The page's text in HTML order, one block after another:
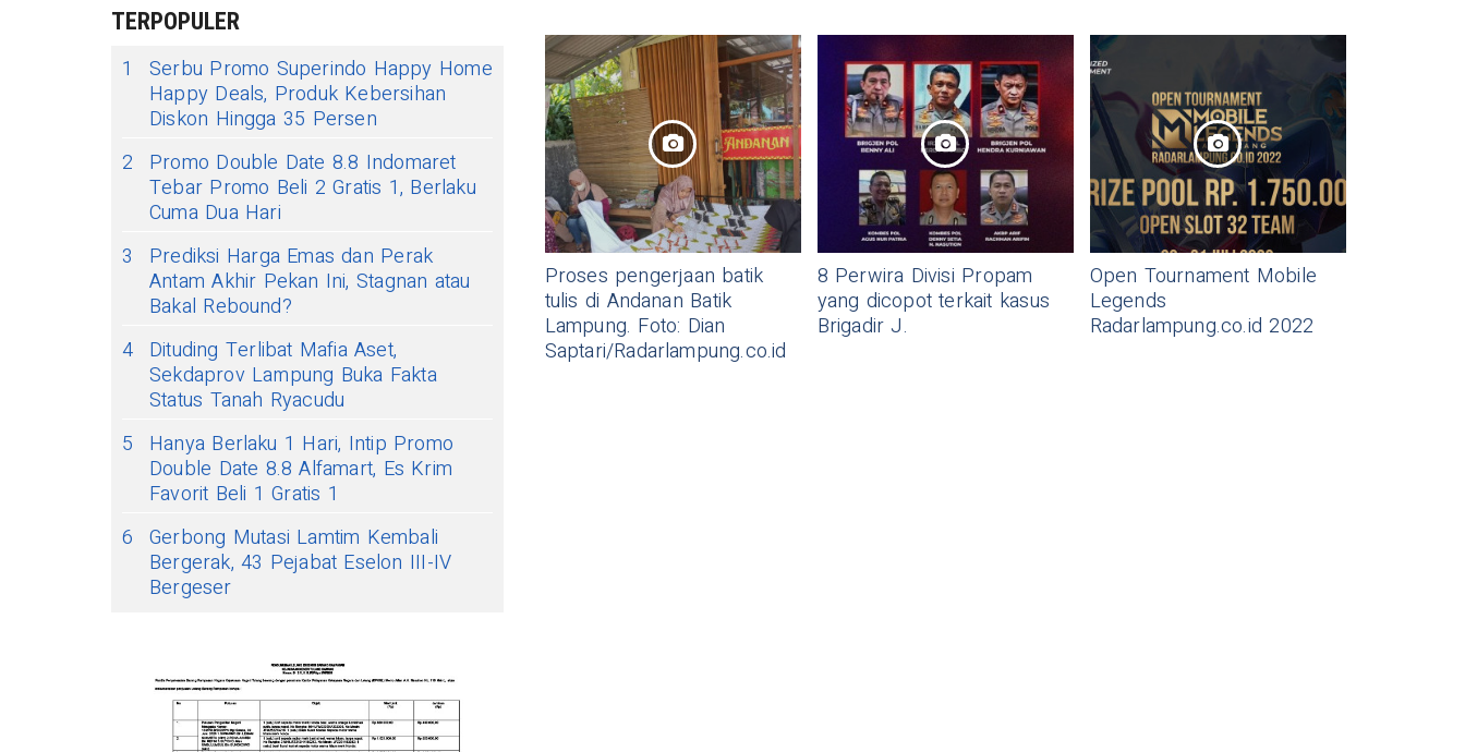
TERPOPULER
1
Serbu Promo Superindo Happy Home
Happy Deals, Produk Kebersihan
Diskon Hingga 35 Persen
2
Promo Double Date 8.8 Indomaret
Tebar Promo Beli 2 Gratis 1, Berlaku
Cuma Dua Hari
3
Prediksi Harga Emas dan Perak
Antam Akhir Pekan Ini, Stagnan atau
Bakal Rebound?
4 Dituding Terlibat Mafia Aset,
Sekdaprov Lampung Buka Fakta
Status Tanah Ryacudu
5
Hanya Berlaku 1 Hari, Intip Promo
Double Date 8.8 Alfamart, Es Krim
Favorit Beli 1 Gratis 1
6 Gerbong Mutasi Lamtim Kembali
Bergerak, 43 Pejabat Eselon III-IV
Bergeser
Proses pengerjaan batik
tulis di Andanan Batik
Lampung. Foto: Dian
Saptari/Radarlampung.co.id
8 Perwira Divisi Propam
yang dicopot terkait kasus
Brigadir J.
Open Tournament Mobile
Legends
Radarlampung.co.id 2022